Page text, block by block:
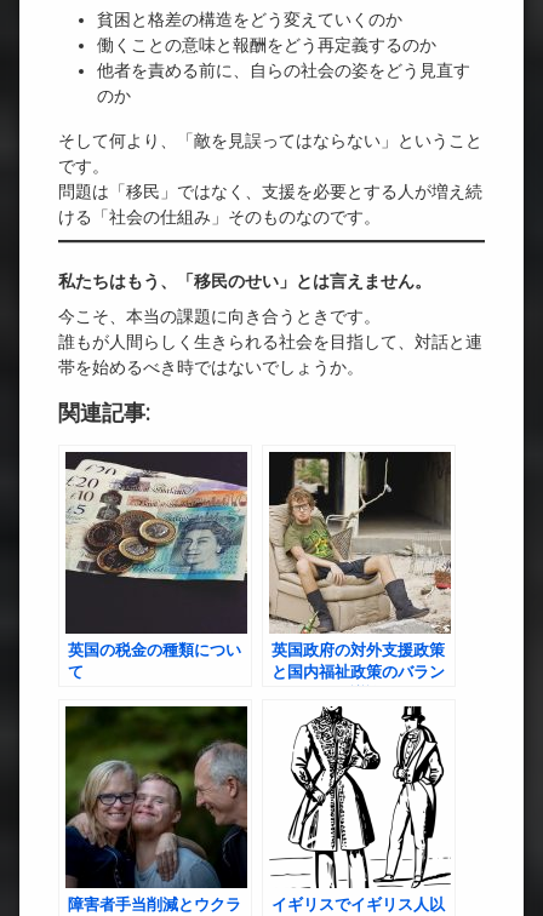
貧困と格差の構造をどう変えていくのか
働くことの意味と報酬をどう再定義するのか
他者を責める前に、自らの社会の姿をどう見直す
のか
そして何より、「敵を見誤ってはならない」ということ
です。
問題は「移民」ではなく、支援を必要とする人が増え続
ける「社会の仕組み」そのものなのです。
私たちはもう、「移民のせい」とは言えません。
今こそ、本当の課題に向き合うときです。
誰もが人間らしく生きられる社会を目指して、対話と連
帯を始めるべき時ではないでしょうか。
関連記事:
英国の税金の種類につい
て
英国政府の対外支援政策
と国内福祉政策のバラン
障害者手当削減とウクラ
イギリスでイギリス人以